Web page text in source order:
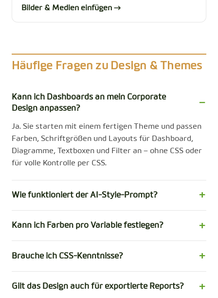
Bilder & Medien einfügen →
Häufige Fragen zu Design & Themes
Kann ich Dashboards an mein Corporate
Design anpassen?
Ja. Sie starten mit einem fertigen Theme und passen
Farben, Schriftgrößen und Layouts für Dashboard,
Diagramme, Textboxen und Filter an – ohne CSS oder
für volle Kontrolle per CSS.
Wie funktioniert der AI-Style-Prompt?
Kann ich Farben pro Variable festlegen?
Brauche ich CSS-Kenntnisse?
Gilt das Design auch für exportierte Reports?